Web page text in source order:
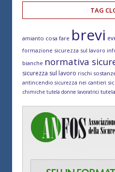
TAG
amianto cosa fare brevi
formazione sicurezza sul lavoro
bianche normativa
sicurezza sul lavoro rischi
antincendio sicurezza nei cantieri
chimiche tutela donne lavoratrici